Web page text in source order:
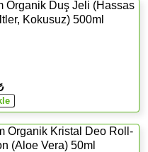
Organik Duş Jeli (Hassas
Kokusuz) 500ml
Organik Kristal Deo Roll-
(Aloe Vera) 50ml